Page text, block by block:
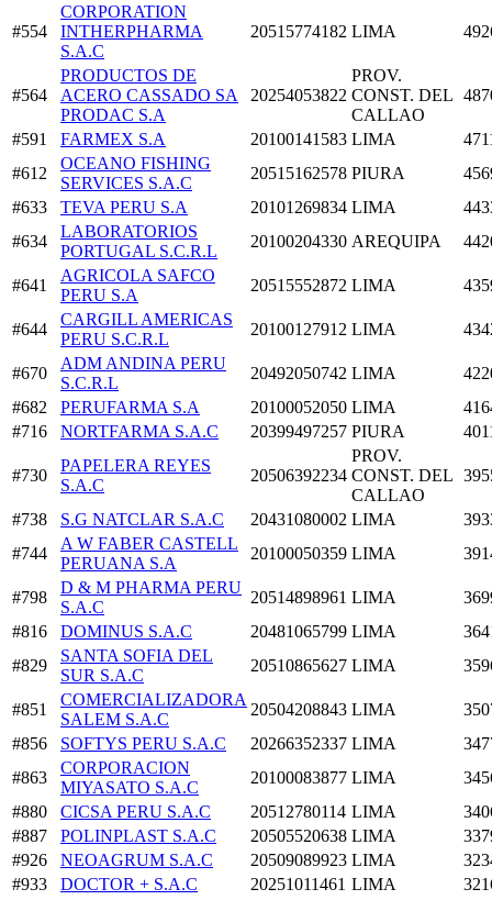
#554
CORPORATION
INTHERPHARMA
S.A.C
20515774182 LIMA
#564
PRODUCTOS DE
ACERO CASSADO SA
PRODAC S.A
20254053822
PROV.
CONST. DEL
CALLAO
#591 FARMEX S.A 20100141583 LIMA
#612
OCEANO FISHING
SERVICES S.A.C
20515162578 PIURA
#633
TEVA PERU S.A 20101269834 LIMA
#634
LABORATORIOS
PORTUGAL S.C.R.L
20100204330 AREQUIPA
#641
AGRICOLA SAFCO
PERU S.A
20515552872 LIMA
#644
CARGILL AMERICAS
PERU S.C.R.L
20100127912 LIMA
#670
ADM ANDINA PERU
S.C.R.L
20492050742 LIMA
#682
PERUFARMA S.A 20100052050 LIMA
#716
NORTFARMA S.A.C 20399497257 PIURA
#730
PAPELERA REYES
S.A.C
20506392234
PROV.
CONST. DEL
CALLAO
#738 S.G NATCLAR S.A.C 20431080002 LIMA
#744
A W FABER CASTELL
PERUANA S.A
20100050359 LIMA
#798
D & M PHARMA PERU
S.A.C
20514898961 LIMA
#816
DOMINUS S.A.C 20481065799 LIMA
#829
SANTA SOFIA DEL
SUR S.A.C
20510865627 LIMA
#851
COMERCIALIZADORA
SALEM S.A.C
20504208843 LIMA
#856
SOFTYS PERU S.A.C 20266352337 LIMA
#863
CORPORACION
MIYASATO S.A.C
20100083877 LIMA
#880
CICSA PERU S.A.C 20512780114 LIMA
#887
POLINPLAST S.A.C 20505520638 LIMA
#926
NEOAGRUM S.A.C 20509089923 LIMA
#933
DOCTOR + S.A.C 20251011461 LIMA